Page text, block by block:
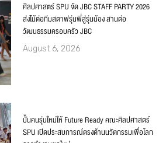
ศิลปศาสตร์ SPU จัด JBC STAFF PARTY 2026
ส่งไม้ต่อทีมสตาฟรุ่นพี่สู่รุ่นน้อง สานต่อ
วัฒนธรรมครอบครัว JBC
August 6, 2026
ปั้นคนรุ่นใหม่ให้ Future Ready คณะศิลปศาสตร์
SPU เปิดประสบการณ์ตรงด้านนวัตกรรมเพื่อโลก